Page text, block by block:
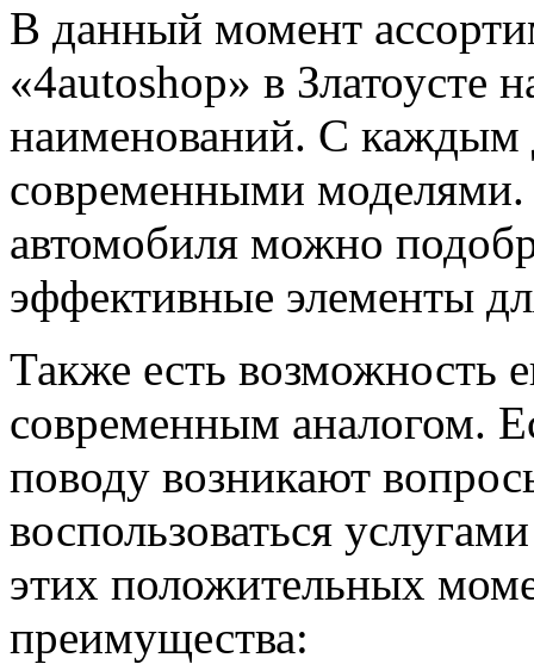
В данный момент
«4autoshop» в Златоусте
наименований. С каждым
современными
автомобиля можно
эффективные элементы
Также есть возможность
современным аналогом.
поводу возникают
воспользоваться
этих положительных
преимущества: